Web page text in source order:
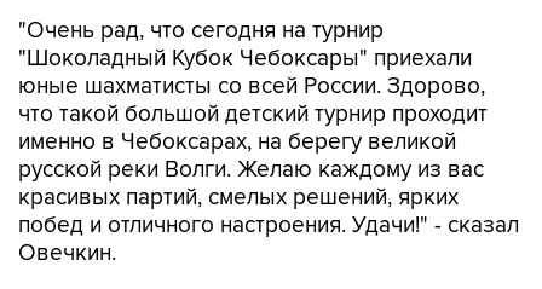
"Очень рад, что сегодня на турнир
"Шоколадный Кубок Чебоксары" приехали
юные шахматисты со всей России. Здорово,
что такой большой детский турнир проходит
именно в Чебоксарах, на берегу великой
русской реки Волги. Желаю каждому из вас
красивых партий, смелых решений, ярких
побед и отличного настроения. Удачи!" - сказал
Овечкин.